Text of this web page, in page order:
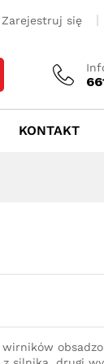
Zarejestruj się
KONTAKT
zł